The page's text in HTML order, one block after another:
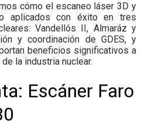
cómo el escaneo láser 3D y
aplicados con éxito en tres
Vandellós II, Almaráz y
y coordinación de GDES, y
beneficios significativos a
la industria nuclear.
Escáner Faro